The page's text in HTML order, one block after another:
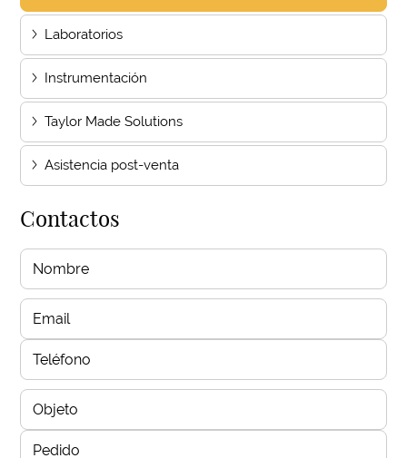
Laboratorios
Instrumentación
Taylor Made Solutions
Asistencia post-venta
Contactos